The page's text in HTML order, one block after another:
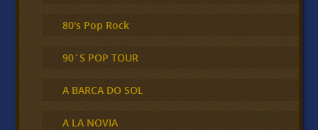
80's Pop Rock
90´S POP TOUR
A BARCA DO SOL
A LA NOVIA